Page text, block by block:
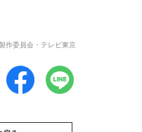
作委員会・テレビ東京